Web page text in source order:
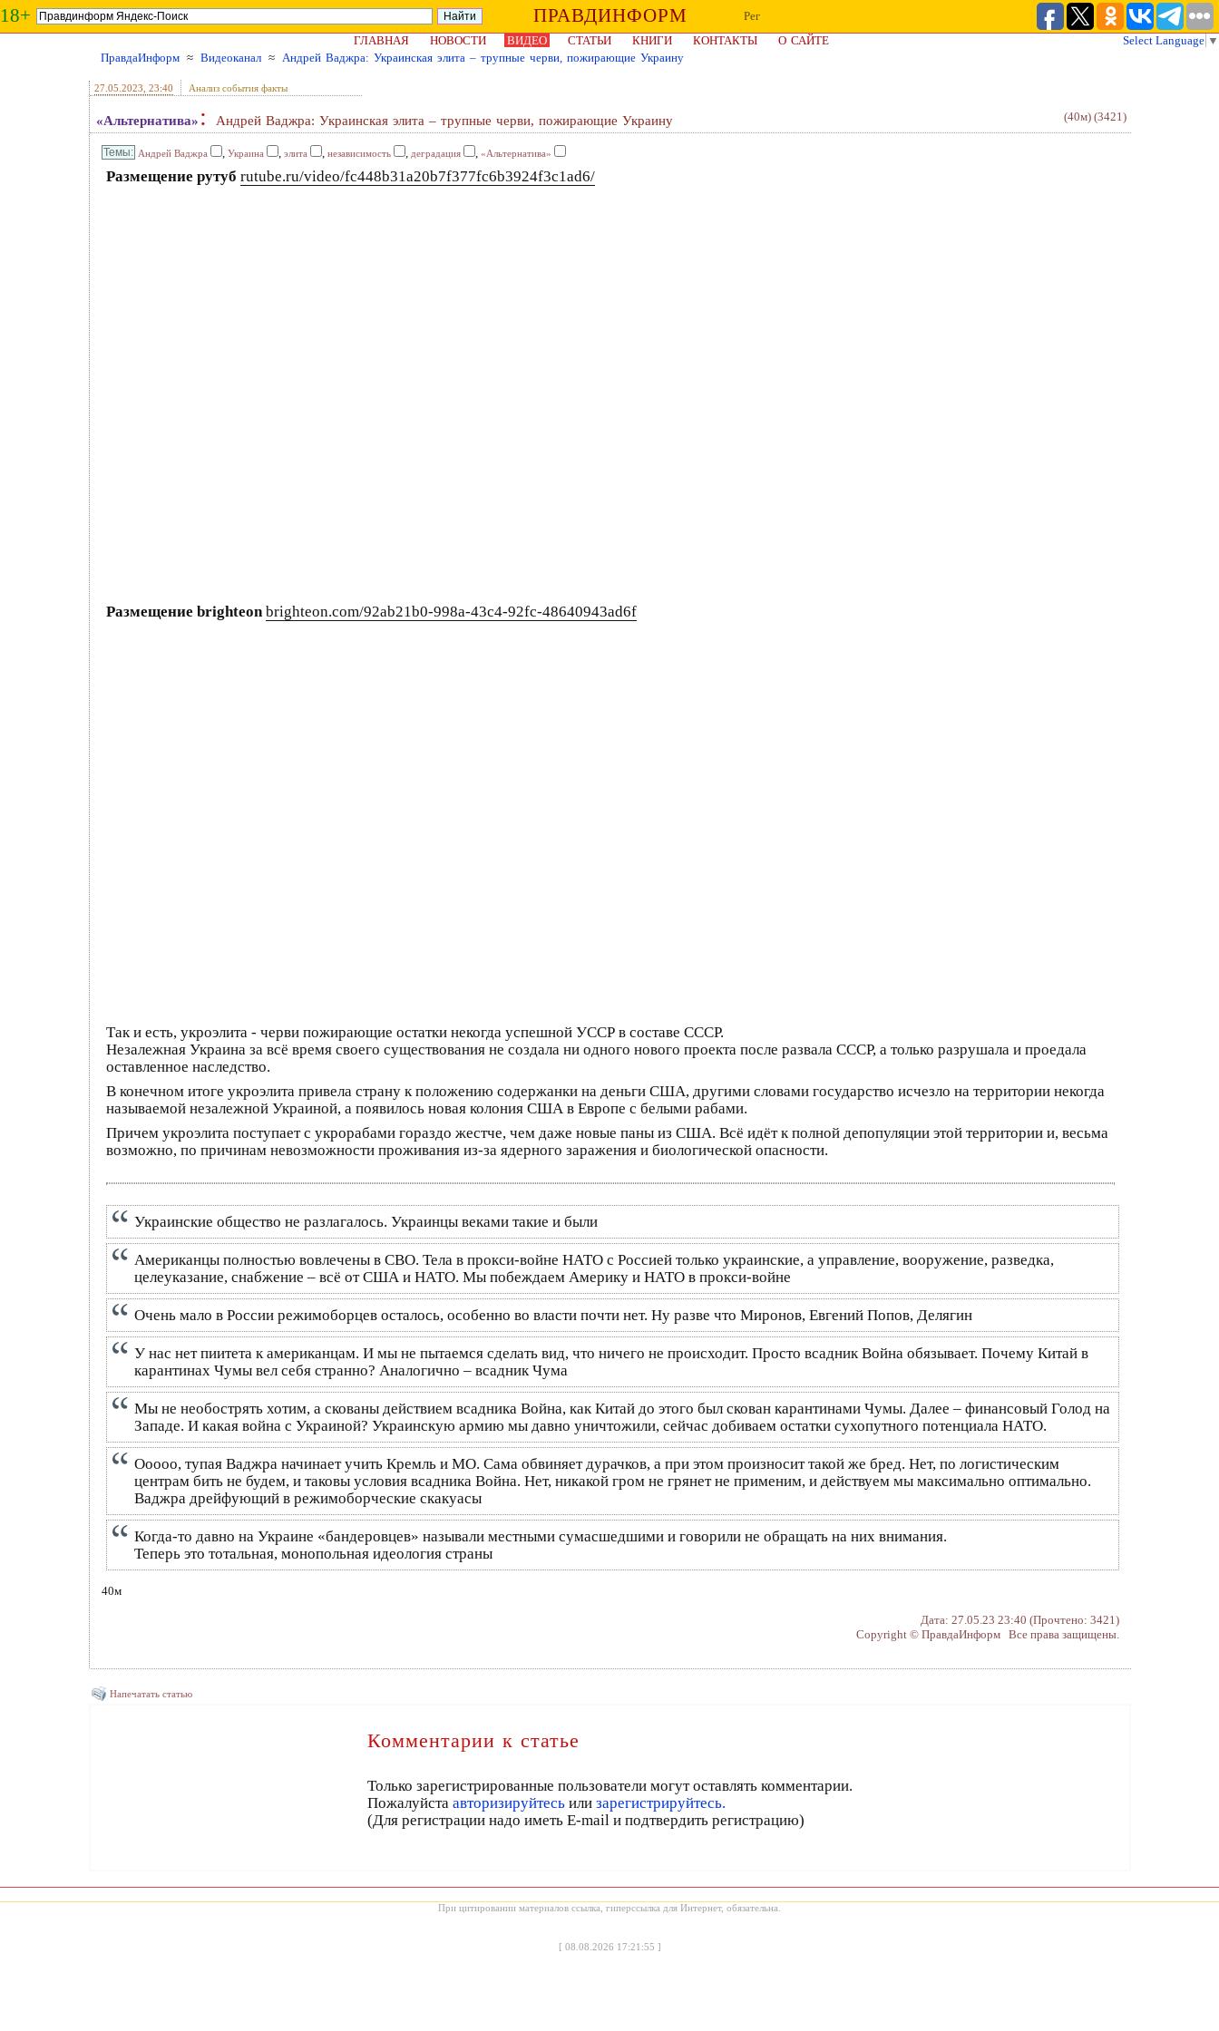
18+ ПРАВДИНФОРМ
Рег
ГЛАВНАЯ
НОВОСТИ ВИДЕО СТАТЬИ КНИГИ КОНТАКТЫ О САЙТЕ Select Language ▼
ПравдаИнформ ≈ Видеоканал ≈ Андрей Ваджра: Украинская элита – трупные черви, пожирающие Украину
27.05.2023 , 23:40 Анализ события факты
«Альтернатива» : Андрей Ваджра: Украинская элита – трупные черви, пожирающие Украину (40м) (3421)
Андрей Ваджра , Украина , элита , независимость , деградация , «Альтернатива»
Размещение рутуб rutube.ru/video/fc448b31a20b7f377fc6b3924f3c1ad6/
Размещение brighteonbrighteon.com/92ab21b0-998a-43c4-92fc-48640943ad6f
Так и есть, укроэлита - черви пожирающие остатки некогда успешной УССР в составе СССР.
Незалежная Украина за всё время своего существования не создала ни одного нового проекта после развала СССР, а только разрушала и проедала
оставленное наследство.
В конечном итоге укроэлита привела страну к положению содержанки на деньги США, другими словами государство исчезло на территории некогда
называемой незалежной Украиной, а появилось новая колония США в Европе с белыми рабами.
Причем укроэлита поступает с укрорабами гораздо жестче, чем даже новые паны из США. Всё идёт к полной депопуляции этой территории и, весьма
возможно, по причинам невозможности проживания из-за ядерного заражения и биологической опасности.
Украинские общество не разлагалось. Украинцы веками такие и были
Американцы полностью вовлечены в СВО. Тела в прокси-войне НАТО с Россией только украинские, а управление, вооружение, разведка,
целеуказание, снабжение – всё от США и НАТО. Мы побеждаем Америку и НАТО в прокси-войне
Очень мало в России режимоборцев осталось, особенно во власти почти нет. Ну разве что Миронов, Евгений Попов, Делягин
У нас нет пиитета к американцам. И мы не пытаемся сделать вид, что ничего не происходит. Просто всадник Война обязывает. Почему Китай в
карантинах Чумы вел себя странно? Аналогично – всадник Чума
Мы не необострять хотим, а скованы действием всадника Война, как Китай до этого был скован карантинами Чумы. Далее – финансовый Голод на
Западе. И какая война с Украиной? Украинскую армию мы давно уничтожили, сейчас добиваем остатки сухопутного потенциала НАТО.
Ооооо, тупая Ваджра начинает учить Кремль и МО. Сама обвиняет дурачков, а при этом произносит такой же бред. Нет, по логистическим
центрам бить не будем, и таковы условия всадника Война. Нет, никакой гром не грянет не применим, и действуем мы максимально оптимально.
Ваджра дрейфующий в режимоборческие скакуасы
Когда-то давно на Украине «бандеровцев» называли местными сумасшедшими и говорили не обращать на них внимания.
Теперь это тотальная, монопольная идеология страны
40м
Дата: 27.05.23 23:40 (Прочтено: 3421)
Copyright © ПравдаИнформ Все права защищены.
Напечатать статью
Комментарии к статье
Только зарегистрированные пользователи могут оставлять комментарии.
Пожалуйста авторизируйтесь или зарегистрируйтесь.
(Для регистрации надо иметь E-mail и подтвердить регистрацию)
При цитировании материалов ссылка, гиперссылка для Интернет, обязательна.
[ 08.08.2026 17:21:55 ]